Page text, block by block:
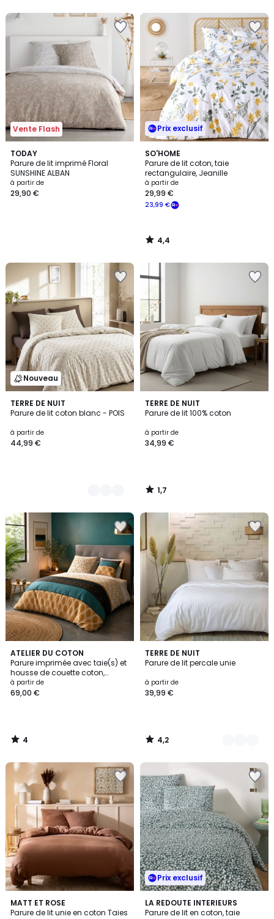
Vente Flash
TODAY
Parure de lit imprimé Floral
SUNSHINE ALBAN
à partir de
29,90 €
Prix exclusif
SO'HOME
Parure de lit coton, taie
rectangulaire, Jeanille
à partir de
23,99 €
29,99 €
4,4
/ 5
4,4
/
Nouveau
TERRE DE NUIT
Parure de lit coton blanc - POIS
à partir de
44,99 €
2
Couleurs
TERRE DE NUIT
Parure de lit 100% coton
à partir de
34,99 €
1,7
/
1,7
/
ATELIER DU COTON
Parure imprimée avec taie(s) et
housse de couette coton,
BANGUII
à partir de
69,00 €
4
/
5
4
/
TERRE DE NUIT
Parure de lit percale unie
à partir de
39,99 €
4,2
/ 5
7
Couleurs
4,2
/
MATT ET ROSE
Parure de lit unie en coton Taies
3
/
8
Couleurs
Prix exclusif
LA REDOUTE INTERIEURS
Parure de lit en coton, taie
4,8
/ 5